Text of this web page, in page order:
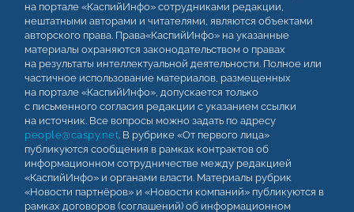
на портале «КаспийИнфо» сотрудниками редакции,
нештатными авторами и читателями, являются объектами
авторского права. Права«КаспийИнфо» на указанные
материалы охраняются законодательством о правах
на результаты интеллектуальной деятельности. Полное или
частичное использование материалов, размещенных
на портале «КаспийИнфо», допускается только
с письменного согласия редакции с указанием ссылки
на источник. Все вопросы можно задать по адресу
people@caspy.net. В рубрике «От первого лица»
публикуются сообщения в рамках контрактов об
информационном сотрудничестве между редакцией
«КаспийИнфо» и органами власти. Материалы рубрик
«Новости партнёров» и «Новости компаний» публикуются в
рамках договоров (соглашений) об информационном